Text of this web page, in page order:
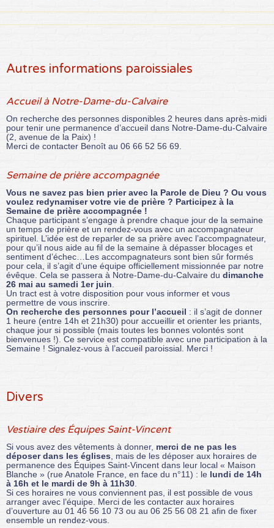
Autres informations paroissiales
Accueil à Notre-Dame-du-Calvaire
On recherche des personnes disponibles 2 heures dans après-midi
pour tenir une permanence d’accueil dans Notre-Dame-du-Calvaire
(2, avenue de la Paix) !
Merci de contacter Benoît au 06 66 52 56 69.
Semaine de prière accompagnée
Vous ne savez pas bien prier avec la Parole de Dieu ? Ou vous
voulez redynamiser votre vie de prière ? Participez à la
Semaine de prière accompagnée !
Chaque participant s’engage à prendre chaque jour de la semaine
un temps de prière et un rendez-vous avec un accompagnateur
spirituel. L’idée est de reparler de sa prière avec l’accompagnateur,
pour qu’il nous aide au fil de la semaine à dépasser blocages et
sentiment d’échec…Les accompagnateurs sont bien sûr formés
pour cela, il s’agit d’une équipe officiellement missionnée par notre
évêque. Cela se passera à Notre-Dame-du-Calvaire du dimanche
26 mai au samedi 1er juin
Un tract est à votre disposition pour vous informer et vous
permettre de vous inscrire.
On recherche des personnes pour l’accueil : il s’agit de donner
1 heure (entre 14h et 21h30) pour accueillir et orienter les priants,
chaque jour si possible (mais toutes les bonnes volontés sont
bienvenues !). Ce service est compatible avec une participation à la
Semaine ! Signalez-vous à l’accueil paroissial. Merci !
Divers
Vestiaire des Équipes Saint-Vincent
Si vous avez des vêtements à donner, merci de ne pas les
déposer dans les églises , mais de les déposer aux horaires de
permanence des Équipes Saint-Vincent dans leur local « Maison
Blanche » (rue Anatole France, en face du n°11) : le lundi de 14h
à 16h et le mardi de 9h à 11h30
Si ces horaires ne vous conviennent pas, il est possible de vous
arranger avec l’équipe. Merci de les contacter aux horaires
d’ouverture au 01 46 56 10 73 ou au 06 25 56 08 21 afin de fixer
ensemble un rendez-vous.